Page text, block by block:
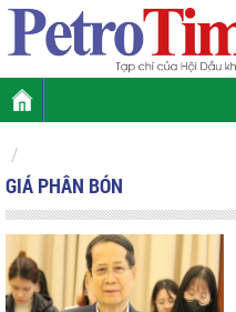
GIÁ PHÂN BÓN